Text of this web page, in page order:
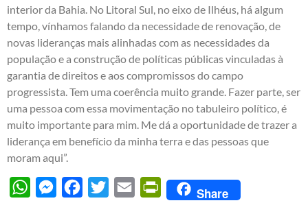
interior da Bahia. No Litoral Sul, no eixo de Ilhéus, há algum
tempo, vínhamos falando da necessidade de renovação, de
novas lideranças mais alinhadas com as necessidades da
população e a construção de políticas públicas vinculadas à
garantia de direitos e aos compromissos do campo
progressista. Tem uma coerência muito grande. Fazer parte, ser
uma pessoa com essa movimentação no tabuleiro político, é
muito importante para mim. Me dá a oportunidade de trazer a
liderança em benefício da minha terra e das pessoas que
moram aqui”.
WhatsAppMessengerFacebook
Twitter Email PrintFriendly
Share